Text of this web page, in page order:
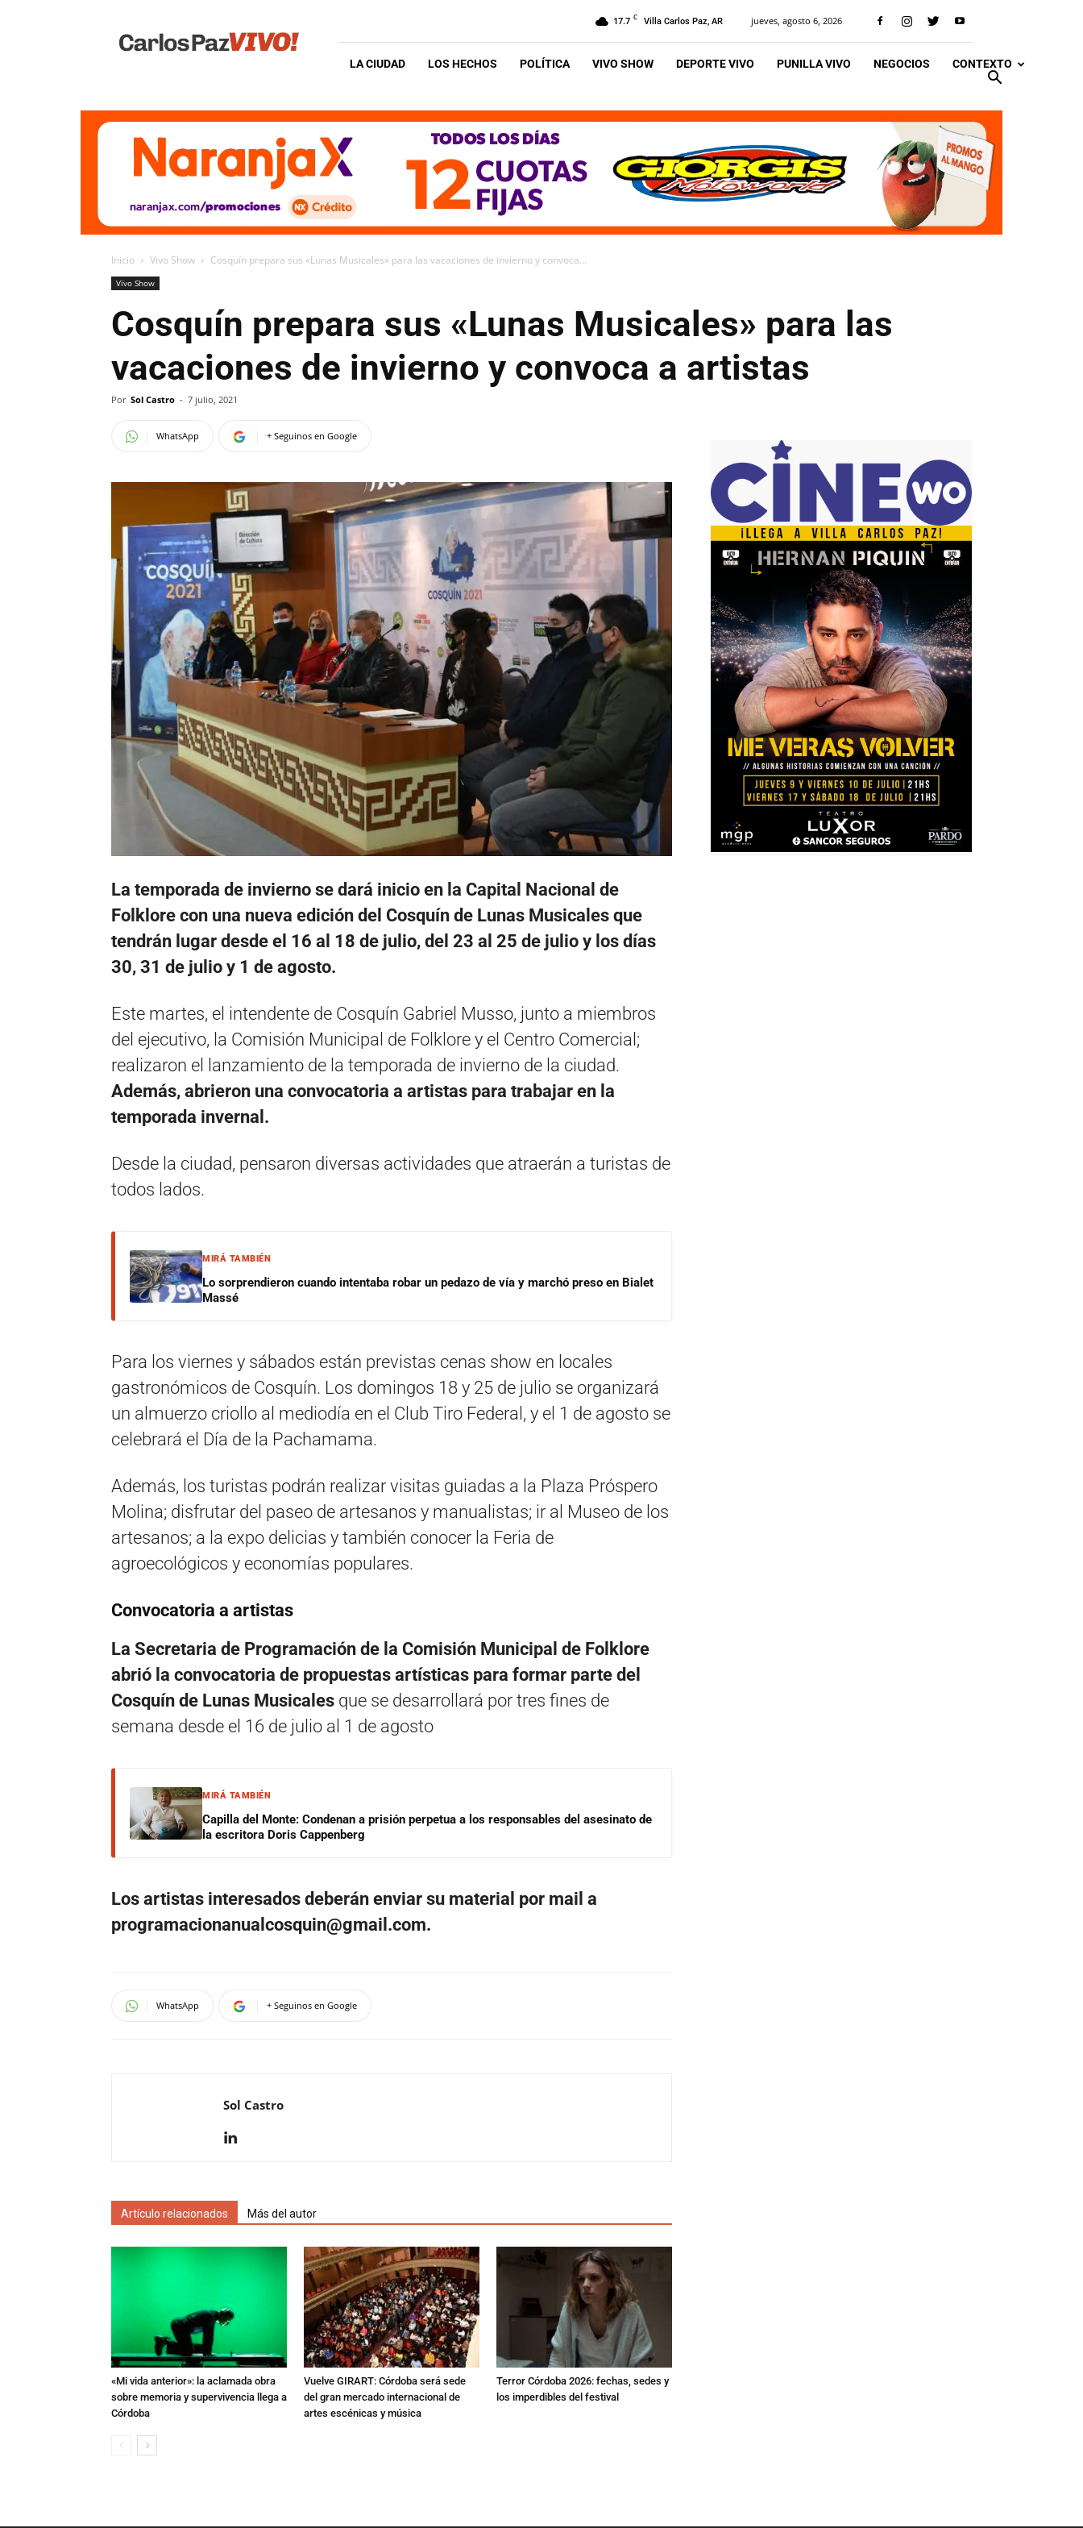
Vivo
17.7 C Villa Carlos Paz, AR jueves, agosto 6, 2026
LA CIUDAD LOS HECHOS POLÍTICA VIVO SHOW DEPORTE VIVO PUNILLA VIVO NEGOCIOS CONTEXTO
Inicio Vivo Show Cosquín prepara sus «Lunas Musicales» para las vacaciones de invierno y convoca...
Vivo Show
Cosquín prepara sus «Lunas Musicales» para las
vacaciones de invierno y convoca a artistas
Por Sol Castro - 7 julio, 2021
WhatsApp + Seguinos en Google
La temporada de invierno se dará inicio en la Capital Nacional de
Folklore con una nueva edición del Cosquín de Lunas Musicales que
tendrán lugar desde el 16 al 18 de julio, del 23 al 25 de julio y los días
30, 31 de julio y 1 de agosto.
Este martes, el intendente de Cosquín Gabriel Musso, junto a miembros
del ejecutivo, la Comisión Municipal de Folklore y el Centro Comercial;
realizaron el lanzamiento de la temporada de invierno de la ciudad.
Además, abrieron una convocatoria a artistas para trabajar en la
temporada invernal.
Desde la ciudad, pensaron diversas actividades que atraerán a turistas de
todos lados.
MIRÁ TAMBIÉN
Lo sorprendieron cuando intentaba robar un pedazo de vía y marchó preso en Bialet
Massé
Para los viernes y sábados están previstas cenas show en locales
gastronómicos de Cosquín. Los domingos 18 y 25 de julio se organizará
un almuerzo criollo al mediodía en el Club Tiro Federal, y el 1 de agosto se
celebrará el Día de la Pachamama.
Además, los turistas podrán realizar visitas guiadas a la Plaza Próspero
Molina; disfrutar del paseo de artesanos y manualistas; ir al Museo de los
artesanos; a la expo delicias y también conocer la Feria de
agroecológicos y economías populares.
Convocatoria a artistas
La Secretaria de Programación de la Comisión Municipal de Folklore
abrió la convocatoria de propuestas artísticas para formar parte del
Cosquín de Lunas Musicales que se desarrollará por tres fines de
semana desde el 16 de julio al 1 de agosto
MIRÁ TAMBIÉN
Capilla del Monte: Condenan a prisión perpetua a los responsables del asesinato de
la escritora Doris Cappenberg
Los artistas interesados deberán enviar su material por mail a
programacionanualcosquin@gmail.com.
WhatsApp + Seguinos en Google
Sol Castro
Artículo relacionados Más del autor
«Mi vida anterior»: la aclamada obra
sobre memoria y supervivencia llega a
Córdoba
Vuelve GIRART: Córdoba será sede
del gran mercado internacional de
artes escénicas y música
Terror Córdoba 2026: fechas, sedes y
los imperdibles del festival